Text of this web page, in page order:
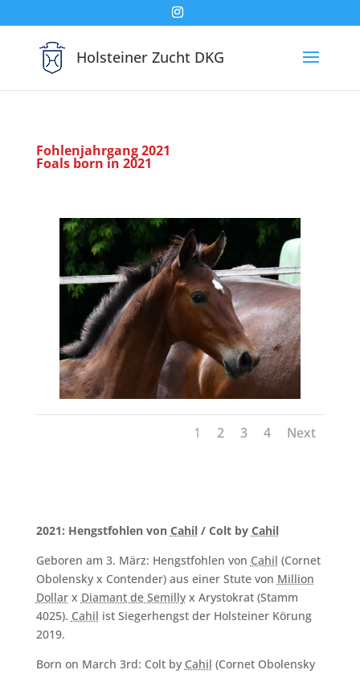
Holsteiner Zucht DKG
Fohlenjahrgang 2021
Foals born in 2021
1 2 3 4 Next
2021: Hengstfohlen von Cahil/ Colt by Cahil
Geboren am 3. März: Hengstfohlen von Cahil (Cornet
Obolensky x Contender) aus einer Stute von Million
Dollarx Diamant de Semillyx Arystokrat (Stamm
4025). Cahil ist Siegerhengst der Holsteiner Körung
2019.
Born on March 3rd: Colt by Cahil (Cornet Obolensky